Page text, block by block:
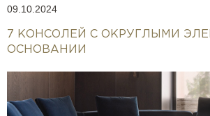
09.10.2024
7 КОНСОЛЕЙ С ОКРУГЛЫМИ
ОСНОВАНИИ